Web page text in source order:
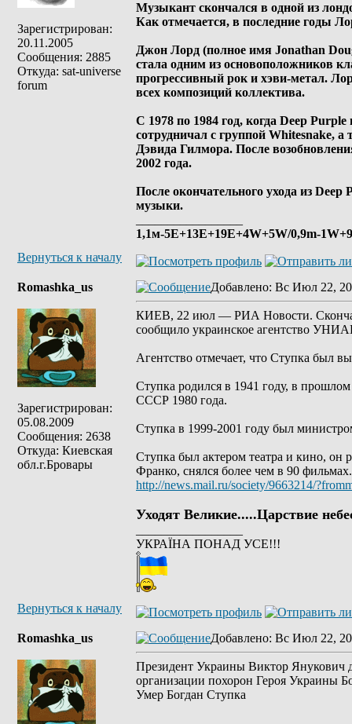
Зарегистрирован:
20.11.2005
Сообщения: 2885
Откуда: sat-universe
forum
Музыкант скончался в одной из
Как отмечается, в последние годы
Джон Лорд (полное имя Jonathan
стала одним из основоположников
прогрессивный рок и хэви-метал.
всех композиций коллектива.
С 1978 по 1984 год, когда Deep
сотрудничал с группой Whitesnake,
Дэвида Гилмора. После
2002 года.
После окончательного ухода из
музыки.
1,1м-5E+13E+19Е+4W+5W/0,9m-
Вернуться к началу
Romashka_us
Зарегистрирован:
05.08.2009
Сообщения: 2638
Откуда: Киевская
обл.г.Бровары
Добавлено: Вс Июл 22,
КИЕВ, 22 июл — РИА Новости.
сообщило украинское агентство
Агентство отмечает, что Ступка был
Ступка родился в 1941 году, в
СССР 1980 года.
Ступка в 1999-2001 году был
Ступка был актером театра и кино, он
Франко, снялся более чем в 90 фильмах.
http://news.mail.ru/society/9663214/
Уходят Великие.....Царствие
УКРАЇНА ПОНАД УСЕ!!!
Вернуться к началу
Romashka_us Добавлено: Вс Июл 22,
Президент Украины Виктор Янукович
организации похорон Героя Украины
Умер Богдан Ступка